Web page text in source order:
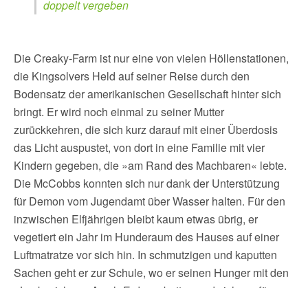
doppelt vergeben
Die Creaky-Farm ist nur eine von vielen Höllenstationen,
die Kingsolvers Held auf seiner Reise durch den
Bodensatz der amerikanischen Gesellschaft hinter sich
bringt. Er wird noch einmal zu seiner Mutter
zurückkehren, die sich kurz darauf mit einer Überdosis
das Licht auspustet, von dort in eine Familie mit vier
Kindern gegeben, die »am Rand des Machbaren« lebte.
Die McCobbs konnten sich nur dank der Unterstützung
für Demon vom Jugendamt über Wasser halten. Für den
inzwischen Elfjährigen bleibt kaum etwas übrig, er
vegetiert ein Jahr im Hunderaum des Hauses auf einer
Luftmatratze vor sich hin. In schmutzigen und kaputten
Sachen geht er zur Schule, wo er seinen Hunger mit den